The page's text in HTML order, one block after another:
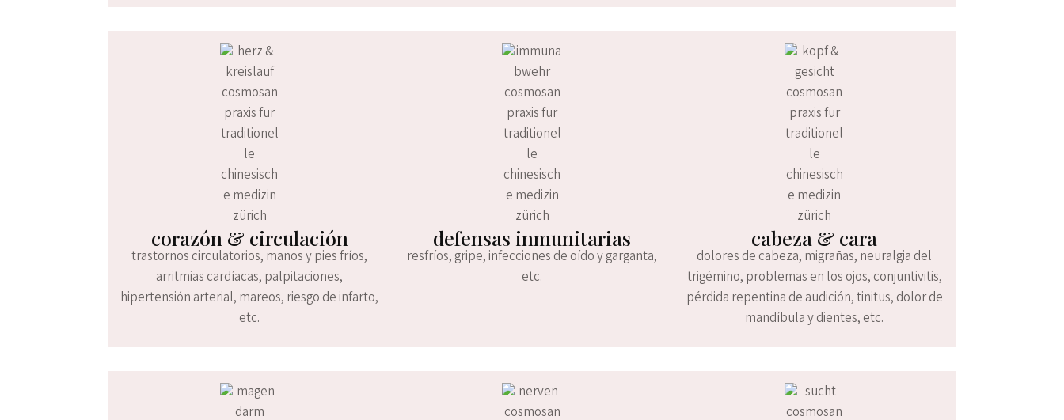
corazón & circulación
trastornos circulatorios, manos y pies fríos,
arritmias cardíacas, palpitaciones,
hipertensión arterial, mareos, riesgo de infarto,
etc.
defensas inmunitarias
resfríos, gripe, infecciones de oído y garganta,
etc.
cabeza & cara
dolores de cabeza, migrañas, neuralgia del
trigémino, problemas en los ojos, conjuntivitis,
pérdida repentina de audición, tinitus, dolor de
mandíbula y dientes, etc.